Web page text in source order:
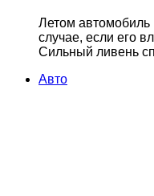
Летом автомобиль
случае, если его
Сильный ливень
Авто